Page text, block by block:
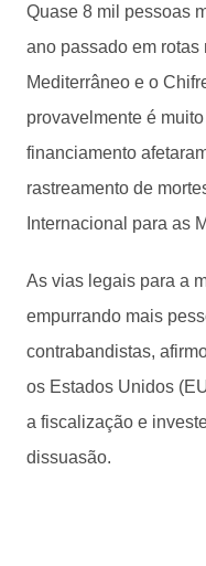
Quase 8 mil pessoas
ano passado em
Mediterrâneo e o
provavelmente é
financiamento
rastreamento de
Internacional para as
As vias legais para a
empurrando mais
contrabandistas,
os Estados Unidos
a fiscalização e
dissuasão.